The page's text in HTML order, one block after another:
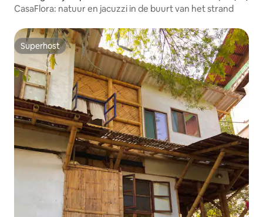
CasaFlora: natuur en jacuzzi in de buurt van het strand
Superhost
Superhost